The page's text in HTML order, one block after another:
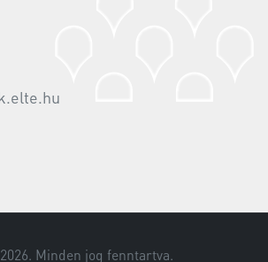
2026. Minden jog fenntartva.